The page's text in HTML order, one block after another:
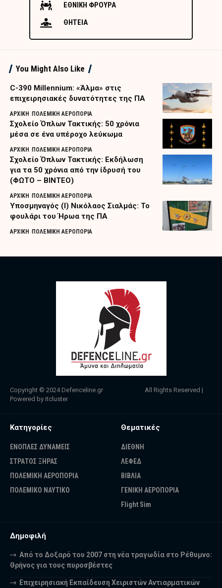
ΕΘΝΙΚΗ ΦΡΟΥΡΑ
ΘΗΤΕΙΑ
You Might Also Like
C-390 Millennium: «Άλμα» στις
επιχειρησιακές δυνατότητες της ΠΑ
ΑΡΧΙΚΗ ΠΟΛΕΜΙΚΗ ΑΕΡΟΠΟΡΙΑ
Σχολείο Όπλων Τακτικής: 50 χρόνια
μέσα σε ένα υπέροχο λεύκωμα
ΑΡΧΙΚΗ ΠΟΛΕΜΙΚΗ ΑΕΡΟΠΟΡΙΑ
Σχολείο Όπλων Τακτικής: Εκδήλωση
για τα 50 χρόνια από την ίδρυσή του
(ΦΩΤΟ – ΒΙΝΤΕΟ)
ΑΡΧΙΚΗ ΠΟΛΕΜΙΚΗ ΑΕΡΟΠΟΡΙΑ
Υποσμηναγός (Ι) Νικόλαος Σιαλμάς: Το
φουλάρι του Ήρωα της ΠΑ
ΑΡΧΙΚΗ ΠΟΛΕΜΙΚΗ ΑΕΡΟΠΟΡΙΑ
Copyright © 2024 Defenceline.gr All Rights Reserved |
Powered by itcluster
Κατηγορίες
ΕΝΟΠΛΕΣ ΔΥΝΑΜΕΙΣ
ΣΤΡΑΤΟΣ ΞΗΡΑΣ
ΠΟΛΕΜΙΚΗ ΑΕΡΟΠΟΡΙΑ
ΠΟΛΕΜΙΚΟ ΝΑΥΤΙΚΟ
Θεματικές
ΔΙΕΘΝΗ
ΛΕΦΕΔ
ΒΙΒΛΙΑ
ΓΕΝΙΚΗ ΑΕΡΟΠΟΡΙΑ
Flight Sim
Δημοφιλή
Από το Δοξαρό του 2007 στη νέα τραγωδία στο Ρέθυμνο:
Θρήνος για τους πυροσβέστες
Επιχειρησιακή Εκπαίδευση Χειριστών Αντιαρματικών